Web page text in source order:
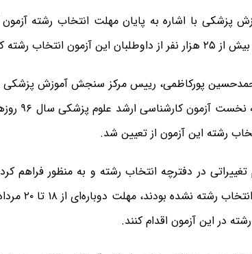
با اشاره به پایان مهلت انتخاب رشته آزمون
رشته کردند.
پورکاظمی، رییس مرکز سنجش آموزش پزشکی
رشته این آزمون از تعیین شد.
در دفترچه انتخاب رشته و به منظور فراهم
جاماندگانی که
در این آزمون اقدام کنند.